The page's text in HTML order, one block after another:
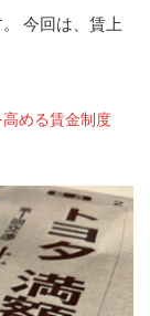
今回は、賃上
高める賃金制度